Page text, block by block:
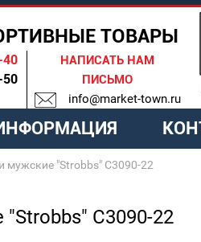
ТОВАРЫ
40
50
НАПИСАТЬ НАМ
ПИСЬМО
info@market-town.ru
мужские "Strobbs" C3090-22
C3090-22